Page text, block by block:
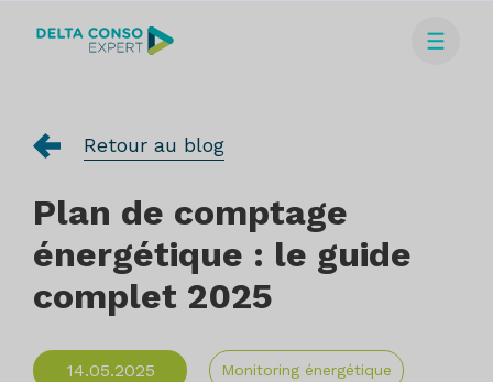
Retour au blog
Plan de comptage
énergétique : le guide
complet 2025
14.05.2025 Monitoring énergétique